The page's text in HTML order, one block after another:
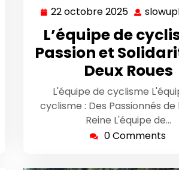
slowuplavallee22 octobre 2025 22
octobre
2025
L’équipe de
Passion et
Deux Roues
L'équipe de cyclisme
cyclisme : Des Passionnés
Reine L'équipe de…
0 Comments